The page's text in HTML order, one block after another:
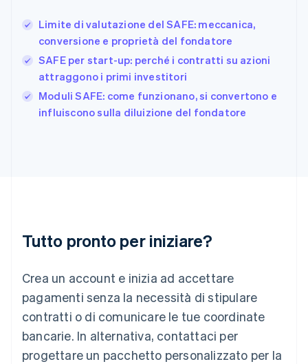
Limite di valutazione del SAFE: meccanica,
conversione e proprietà del fondatore
SAFE per start-up: perché i contratti su azioni
attraggono i primi investitori
Moduli SAFE: come funzionano, si convertono e
influiscono sulla diluizione del fondatore
Tutto pronto per iniziare?
Crea un account e inizia ad accettare
pagamenti senza la necessità di stipulare
contratti o di comunicare le tue coordinate
bancarie. In alternativa, contattaci per
progettare un pacchetto personalizzato per la
日本語English
Gibilterra
Grecia
English
India
Irlanda
English
FrançaisDeutschEnglish
English简体中文
Malta
English
Messico
Español English